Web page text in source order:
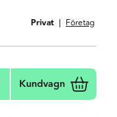
Privat Företag
Favoriter
Kundvagn